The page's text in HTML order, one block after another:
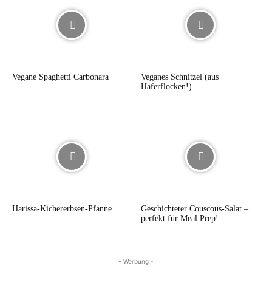
Vegane Spaghetti Carbonara
Veganes Schnitzel (aus
Haferflocken!)
Harissa-Kichererbsen-Pfanne
Geschichteter Couscous-Salat –
perfekt für Meal Prep!
- Werbung -